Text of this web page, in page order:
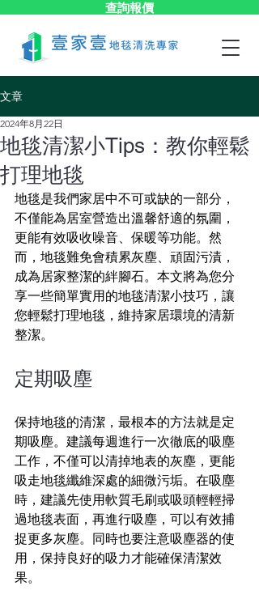
查詢報價
文章
地毯清潔小Tips：教你輕鬆
打理地毯
2024年8月22日
地毯是我們家居中不可或缺的一部分，
不僅能為居室營造出溫馨舒適的氛圍，
更能有效吸收噪音、保暖等功能。然
而，地毯難免會積累灰塵、頑固污漬，
成為居家整潔的絆腳石。本文將為您分
享一些簡單實用的地毯清潔小技巧，讓
您輕鬆打理地毯，維持家居環境的清新
整潔。
定期吸塵
保持地毯的清潔，最根本的方法就是定
期吸塵。建議每週進行一次徹底的吸塵
工作，不僅可以清掉地表的灰塵，更能
吸走地毯纖維深處的細微污垢。在吸塵
時，建議先使用軟質毛刷或吸頭輕輕掃
過地毯表面，再進行吸塵，可以有效捕
捉更多灰塵。同時也要注意吸塵器的使
用，保持良好的吸力才能確保清潔效
果。